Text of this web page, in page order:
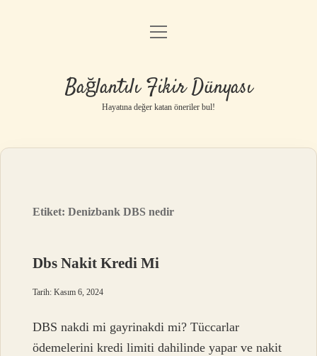
Anasayfa
Yasal Uyarı
menüyü
Bağlantılı Fikir Dünyası
Hayatına değer katan öneriler bul!
Etiket:Denizbank DBS nedir
Dbs Nakit Kredi Mi
Tarih: Kasım 6, 2024
DBS nakdi mi gayrinakdi mi? Tüccarlar
ödemelerini kredi limiti dahilinde yapar ve nakit